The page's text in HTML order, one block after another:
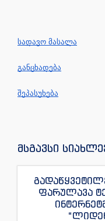
სადავო მასალა
განცხადება
შეპასუხება
მსგავსი
ფარულავა